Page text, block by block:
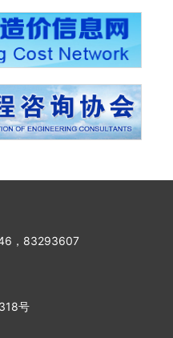
，83293607
号